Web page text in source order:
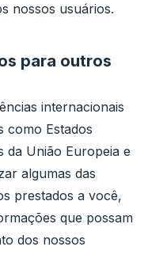
nossos usuários.
para outros
internacionais
como Estados
da União Europeia e
algumas das
prestados a você,
que possam
dos nossos